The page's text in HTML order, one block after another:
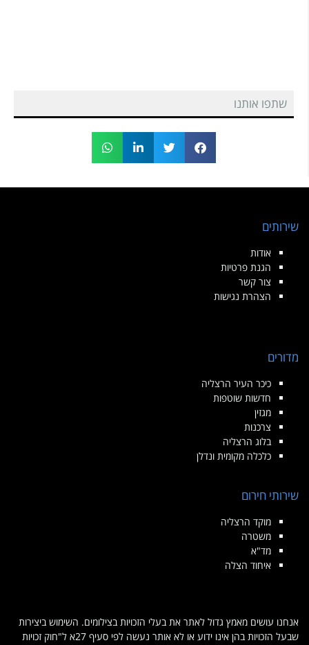
שתפו אותנו
שירותים
אודות
הגנת פרטיות
צור קשר
הצהרת נגישות
מדורים
כיכר העיר הרצליה
חדשות שוטפות
מגזין
צרכנות
בלוג הרצליה
כלכלה מקומית ונדלן
שירותי חירום
מוקד הרצליה
משטרה
מד"א
איחוד הצלה
אנחנו עושים מאמץ גדול לאתר את בעלי הזכויות בצילומים. השימוש ביצירות
שבעל הזכויות בהן אינו ידוע או לא אותר נעשה לפי סעיף 27א ל"חוק זכויות